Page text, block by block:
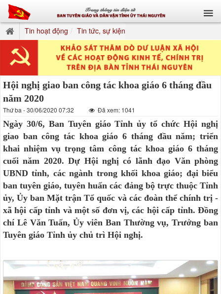
Tin hoạt động Tin tức, sự kiện
Hội nghị giao ban công tác khoa giáo 6 tháng đầu
năm 2020
Thứ ba - 30/06/2020 07:32 Đã xem: 1041
Ngày 30/6, Ban Tuyên giáo Tỉnh ủy tổ chức Hội nghị
giao ban công tác khoa giáo 6 tháng đầu năm; triển
khai nhiệm vụ trọng tâm công tác khoa giáo 6 tháng
cuối năm 2020. Dự Hội nghị có lãnh đạo Văn phòng
UBND tỉnh, các ngành trong khối khoa giáo; đại biểu
ban tuyên giáo, tuyên huấn các đảng bộ trực thuộc Tỉnh
ủy, Ủy ban Mặt trận Tổ quốc và các đoàn thể chính trị -
xã hội cấp tỉnh và một số đơn vị, các hội cấp tỉnh. Đồng
chí Lê Văn Tuấn, Ủy viên Ban Thường vụ, Trưởng ban
Tuyên giáo Tỉnh ủy chủ trì Hội nghị.